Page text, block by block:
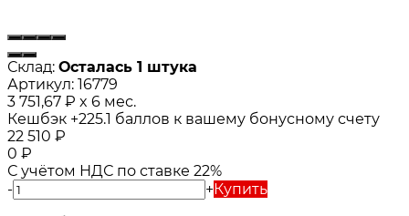
Склад: Осталась 1 штука
Артикул: 16779
3 751,67 ₽ x 6 мес.
Кешбэк +225.1 баллов к вашему бонусному счету
22 510 ₽
0 ₽
С учётом НДС по ставке 22%
-
+Купить